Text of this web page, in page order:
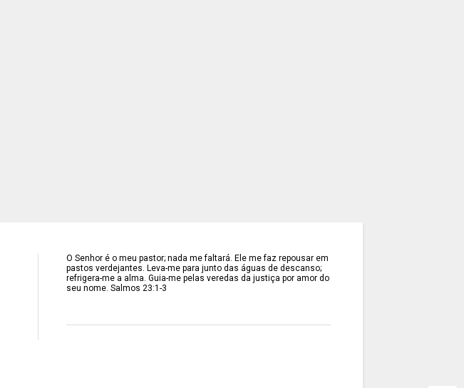
O Senhor é o meu pastor; nada me faltará. Ele me faz repousar em
pastos verdejantes. Leva-me para junto das águas de descanso;
refrigera-me a alma. Guia-me pelas veredas da justiça por amor do
seu nome. Salmos 23:1-3